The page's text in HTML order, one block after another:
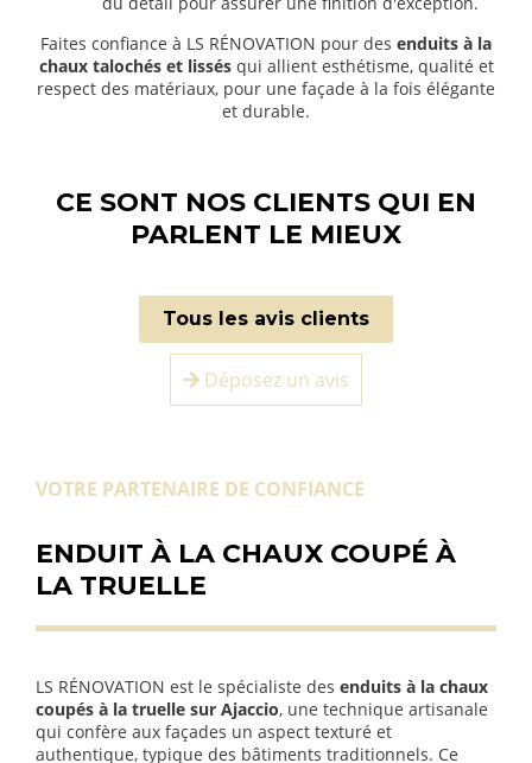
Faites confiance à LS RÉNOVATION pour des enduits à la
chaux talochés et lissésqui allient esthétisme, qualité et
respect des matériaux, pour une façade à la fois élégante
et durable.
CE SONT NOS CLIENTS QUI EN
PARLENT LE MIEUX
Tous les avis clients
Déposez un avis
VOTRE PARTENAIRE DE CONFIANCE
ENDUIT À LA CHAUX COUPÉ À
LA TRUELLE
LS RÉNOVATION est le spécialiste des enduits à la chaux
coupés à la truelle sur Ajaccio, une technique artisanale
qui confère aux façades un aspect texturé et
authentique, typique des bâtiments traditionnels. Ce